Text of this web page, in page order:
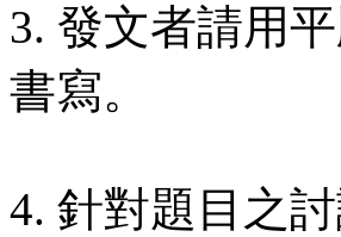
3. 發文者請用
書寫。
4. 針對題目之